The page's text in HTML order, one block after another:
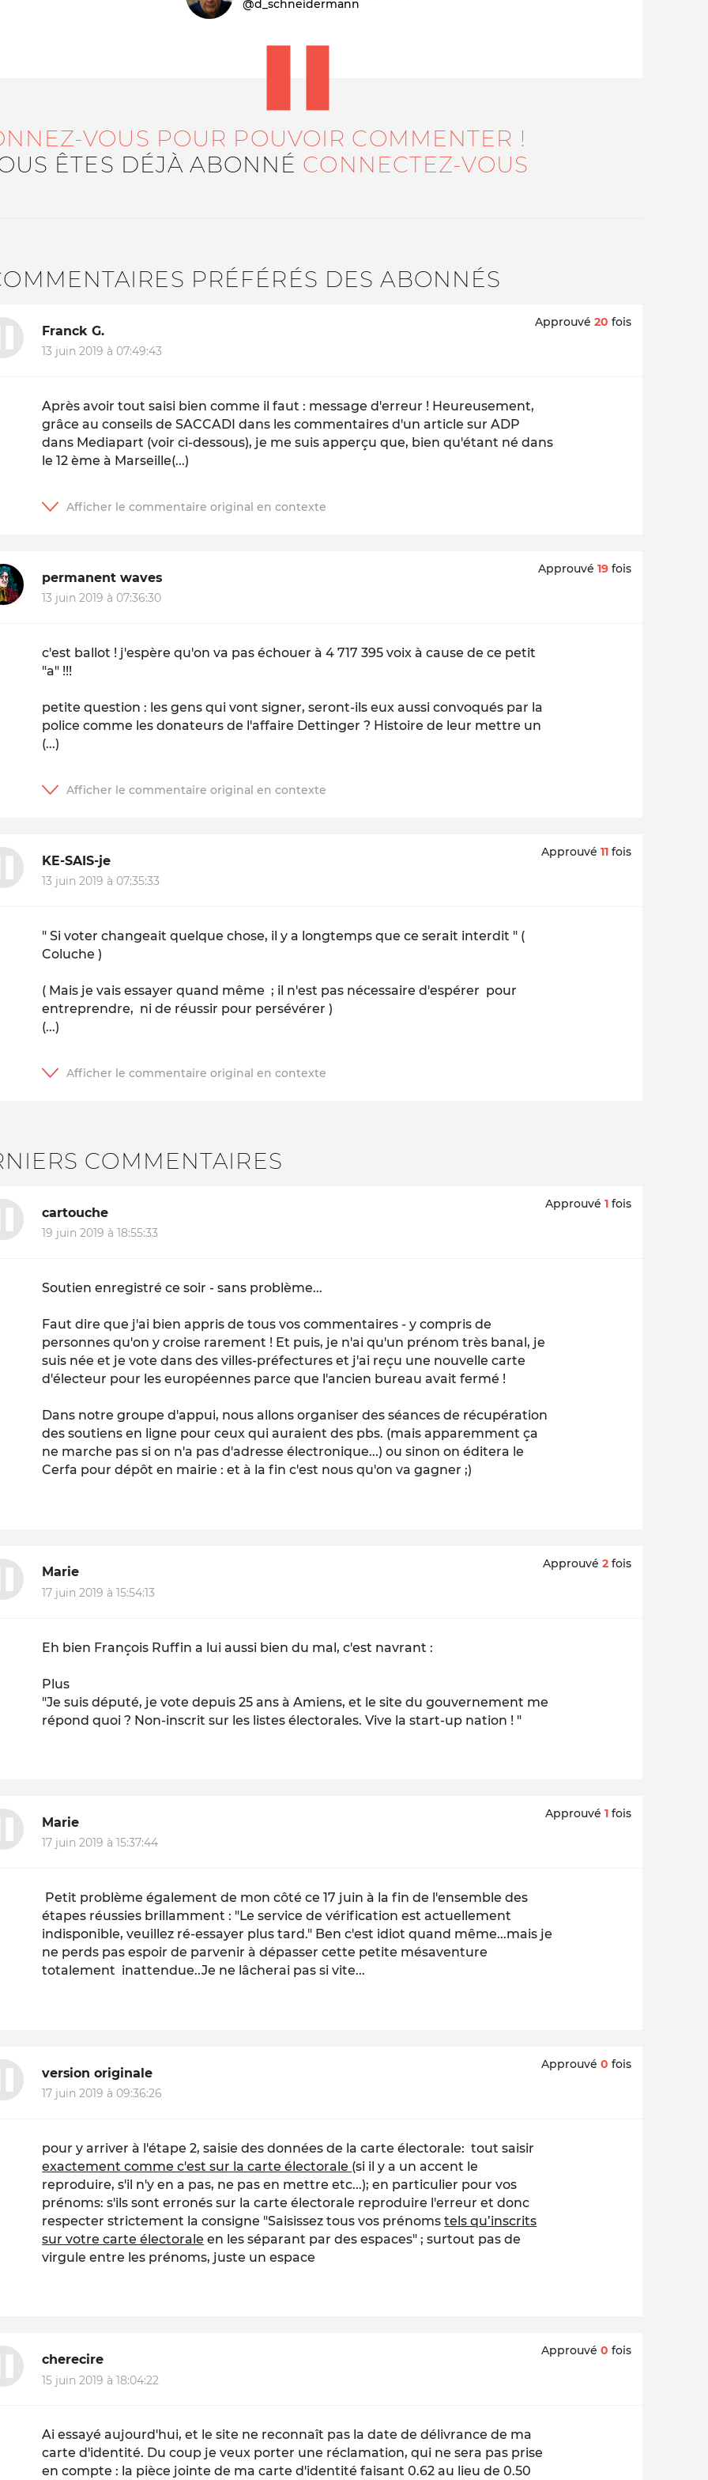
@d_schneidermann
VOUS POUR POUVOIR COMMENTER !
ÊTES DÉJÀ ABONNÉ CONNECTEZ-VOUS
PRÉFÉRÉS DES ABONNÉS
Franck G.
13 juin 2019 à 07:49:43
Approuvé 20 fois
Après avoir tout saisi bien comme il faut : message d'erreur ! Heureusement,
grâce au conseils de SACCADI dans les commentaires d'un article sur ADP
dans Mediapart (voir ci-dessous), je me suis apperçu que, bien qu'étant né dans
le 12 ème à Marseille(...)
permanent waves
13 juin 2019 à 07:36:30
Approuvé 19 fois
c'est ballot ! j'espère qu'on va pas échouer à 4 717 395 voix à cause de ce petit
"a" !!!
petite question : les gens qui vont signer, seront-ils eux aussi convoqués par la
police comme les donateurs de l'affaire Dettinger ? Histoire de leur mettre un
(...)
KE-SAIS-je
13 juin 2019 à 07:35:33
Approuvé 11 fois
" Si voter changeait quelque chose, il y a longtemps que ce serait interdit " (
Coluche )
( Mais je vais essayer quand même ; il n'est pas nécessaire d'espérer pour
entreprendre, ni de réussir pour persévérer )
(...)
COMMENTAIRES
cartouche
19 juin 2019 à 18:55:33
Approuvé 1 fois
Soutien enregistré ce soir - sans problème...
Faut dire que j'ai bien appris de tous vos commentaires - y compris de
personnes qu'on y croise rarement ! Et puis, je n'ai qu'un prénom très banal, je
suis née et je vote dans des villes-préfectures et j'ai reçu une nouvelle carte
d'électeur pour les européennes parce que l'ancien bureau avait fermé !
Dans notre groupe d'appui, nous allons organiser des séances de récupération
des soutiens en ligne pour ceux qui auraient des pbs. (mais apparemment ça
ne marche pas si on n'a pas d'adresse électronique...) ou sinon on éditera le
Cerfa pour dépôt en mairie : et à la fin c'est nous qu'on va gagner ;)
Marie
17 juin 2019 à 15:54:13
Approuvé 2 fois
Eh bien François Ruffin a lui aussi bien du mal, c'est navrant :
Plus
"Je suis député, je vote depuis 25 ans à Amiens, et le site du gouvernement me
répond quoi ? Non-inscrit sur les listes électorales. Vive la start-up nation ! "
Marie
17 juin 2019 à 15:37:44
Approuvé 1 fois
Petit problème également de mon côté ce 17 juin à la fin de l'ensemble des
étapes réussies brillamment : "Le service de vérification est actuellement
indisponible, veuillez ré-essayer plus tard." Ben c'est idiot quand même...mais je
ne perds pas espoir de parvenir à dépasser cette petite mésaventure
totalement inattendue..Je ne lâcherai pas si vite...
version originale
17 juin 2019 à 09:36:26
Approuvé 0 fois
pour y arriver à l'étape 2, saisie des données de la carte électorale: tout saisir
exactement comme c'est sur la carte électorale (si il y a un accent le
reproduire, s'il n'y en a pas, ne pas en mettre etc...); en particulier pour vos
prénoms: s'ils sont erronés sur la carte électorale reproduire l'erreur et donc
respecter strictement la consigne "Saisissez tous vos prénomstels qu’inscrits
sur votre carte électorale en les séparant par des espaces" ; surtout pas de
virgule entre les prénoms, juste un espace
cherecire
15 juin 2019 à 18:04:22
Approuvé 0 fois
Ai essayé aujourd'hui, et le site ne reconnaît pas la date de délivrance de ma
carte d'identité. Du coup je veux porter une réclamation, qui ne sera pas prise
en compte : la pièce jointe de ma carte d'identité faisant 0.62 au lieu de 0.50